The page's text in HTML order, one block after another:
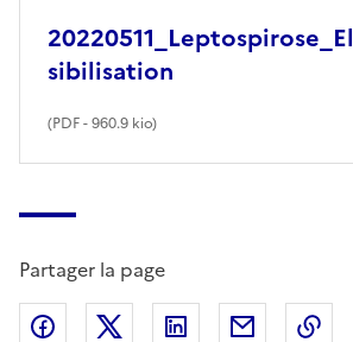
sibilisation
(PDF- 960.9 kio)
Partager la page
Partager sur Facebook
Partager sur X
Partager surPartager